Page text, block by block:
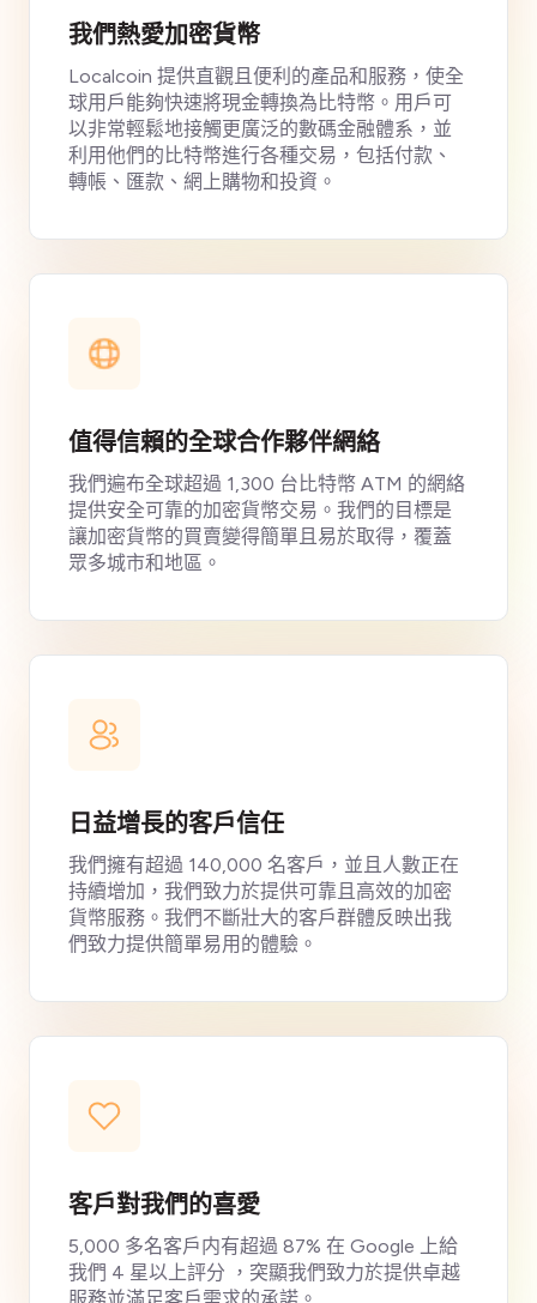
我們熱愛加密貨幣
Localcoin 提供直觀且便利的產品和服務，使全
球用戶能夠快速將現金轉換為比特幣。用戶可
以非常輕鬆地接觸更廣泛的數碼金融體系，並
利用他們的比特幣進行各種交易，包括付款、
轉帳、匯款、網上購物和投資。
值得信賴的全球合作夥伴網絡
我們遍布全球超過 1,300 台比特幣 ATM 的網絡
提供安全可靠的加密貨幣交易。我們的目標是
讓加密貨幣的買賣變得簡單且易於取得，覆蓋
眾多城市和地區。
日益增長的客戶信任
我們擁有超過 140,000 名客戶，並且人數正在
持續增加，我們致力於提供可靠且高效的加密
貨幣服務。我們不斷壯大的客戶群體反映出我
們致力提供簡單易用的體驗。
客戶對我們的喜愛
5,000 多名客戶内有超過 87% 在 Google 上給
我們 4 星以上評分 ，突顯我們致力於提供卓越